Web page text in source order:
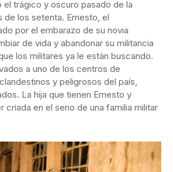
el trágico y oscuro pasado de la
de los setenta. Ernesto, el
por el embarazo de su novia
de vida y abandonar su militancia
los militares ya le están buscando.
a uno de los centros de
y peligrosos del país,
La hija que tienen Ernesto y
criada en el seno de una familia militar